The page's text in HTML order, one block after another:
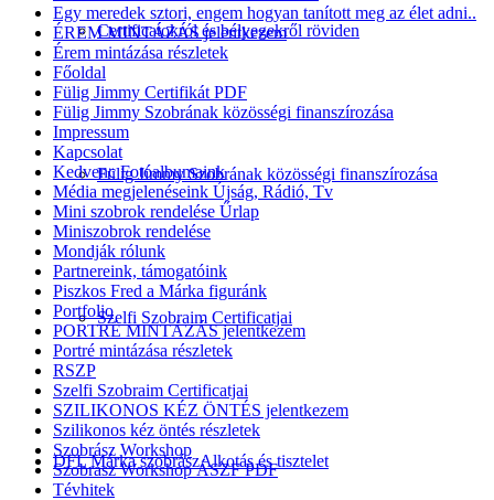
Certificatokról és bélyegekről röviden
Fülig Jimmy Szobrának közösségi finanszírozása
Szelfi Szobraim Certificatjai
DFL Márka szobrászAlkotás és tisztelet
Egy meredek sztori, engem hogyan tanított meg az élet adni..
ÉREM MINTÁZÁS jelentkezem
Érem mintázása részletek
Főoldal
Fülig Jimmy Certifikát PDF
Fülig Jimmy Szobrának közösségi finanszírozása
Impressum
Kapcsolat
Kedvenc Fotóalbumaink
Média megjelenéseink Újság, Rádió, Tv
Mini szobrok rendelése Űrlap
Miniszobrok rendelése
Mondják rólunk
Partnereink, támogatóink
Piszkos Fred a Márka figuránk
Portfolio
PORTRÉ MINTÁZÁS jelentkezem
Portré mintázása részletek
RSZP
Szelfi Szobraim Certificatjai
SZILIKONOS KÉZ ÖNTÉS jelentkezem
Szilikonos kéz öntés részletek
Szobrász Workshop
Szobrász Workshop ÁSZF PDF
Tévhitek